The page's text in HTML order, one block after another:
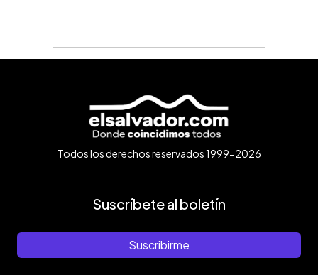
Todos los derechos reservados 1999-2026
Suscríbete al boletín
Suscribirme